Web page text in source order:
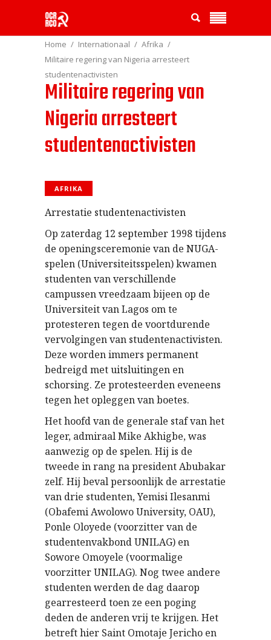
Home Internationaal
Afrika
Militaire regering van Nigeria arresteert
studentenactivisten
Militaire regering van
Nigeria arresteert
studentenactivisten
AFRIKA
Arrestatie studentenactivisten
Op zaterdag 12 september 1998 tijdens
de openingsceremonie van de NUGA-
spelen (Universiteitsspelen) kwamen
studenten van verschillende
campussen vreedzaam bijeen op de
Universiteit van Lagos om te
protesteren tegen de voortdurende
vervolgingen van studentenactivisten.
Deze worden immers permanent
bedreigd met uitsluitingen en
schorsing. Ze protesteerden eveneens
tegen het opleggen van boetes.
Het hoofd van de generale staf van het
leger, admiraal Mike Akhigbe, was
aanwezig op de spelen. Hij is de
tweede in rang na president Abubakar
zelf. Hij beval persoonlijk de arrestatie
van drie studenten, Yemisi Ilesanmi
(Obafemi Awolowo University, OAU),
Ponle Oloyede (voorzitter van de
studentenvakbond UNILAG) en
Sowore Omoyele (voormalige
voorzitter UNILAG). Nog twee andere
studenten werden de dag daarop
gearresteerd toen ze een poging
deden de anderen vrij te krijgen. Het
betreft hier Saint Omotaje Jericho en